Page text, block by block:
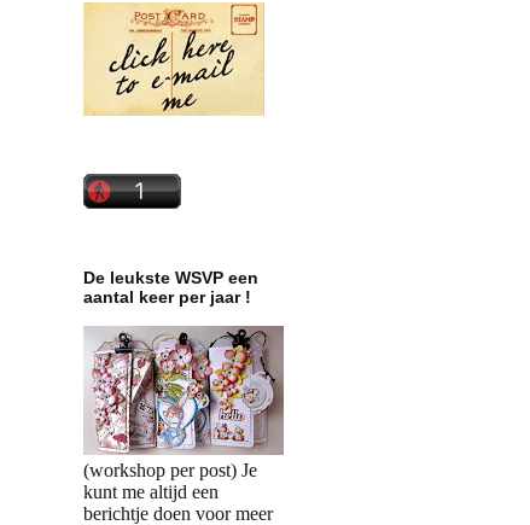
De leukste WSVP een
aantal keer per jaar !
(workshop per post) Je
kunt me altijd een
berichtje doen voor meer